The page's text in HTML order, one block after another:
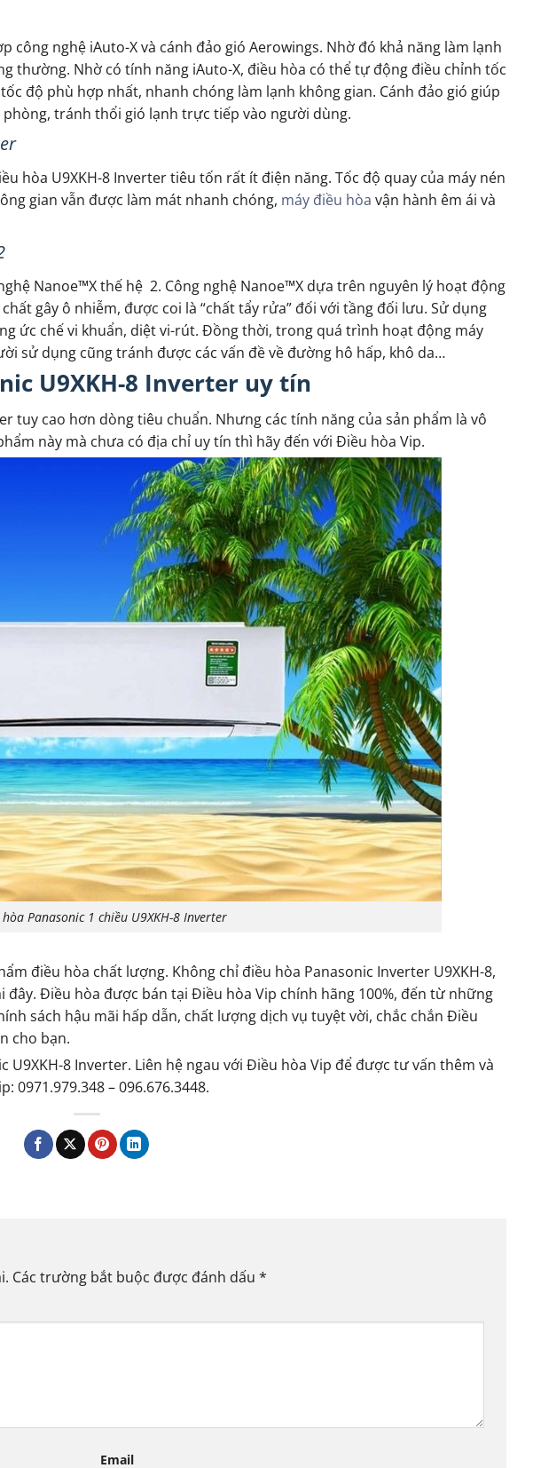
công nghệ iAuto-X và cánh đảo gió Aerowings. Nhờ đó khả năng làm lạnh
thường. Nhờ có tính năng iAuto-X, điều hòa có thể tự động điều chỉnh tốc
độ phù hợp nhất, nhanh chóng làm lạnh không gian. Cánh đảo gió giúp
tránh thổi gió lạnh trực tiếp vào người dùng.
hòa U9XKH-8 Inverter tiêu tốn rất ít điện năng. Tốc độ quay của máy nén
gian vẫn được làm mát nhanh chóng, máy điều hòa vận hành êm ái và
Nanoe™X thế hệ 2. Công nghệ Nanoe™X dựa trên nguyên lý hoạt động
gây ô nhiễm, được coi là “chất tẩy rửa” đối với tầng đối lưu. Sử dụng
ức chế vi khuẩn, diệt vi-rút. Đồng thời, trong quá trình hoạt động máy
sử dụng cũng tránh được các vấn đề về đường hô hấp, khô da…
U9XKH-8 Inverter uy tín
tuy cao hơn dòng tiêu chuẩn. Nhưng các tính năng của sản phẩm là vô
này mà chưa có địa chỉ uy tín thì hãy đến với Điều hòa Vip.
Panasonic 1 chiều U9XKH-8 Inverter
điều hòa chất lượng. Không chỉ điều hòa Panasonic Inverter U9XKH-8,
Điều hòa được bán tại Điều hòa Vip chính hãng 100%, đến từ những
sách hậu mãi hấp dẫn, chất lượng dịch vụ tuyệt vời, chắc chắn Điều
cho bạn.
8 Inverter. Liên hệ ngau với Điều hòa Vip để được tư vấn thêm và
0971.979.348 – 096.676.3448.
Các trường bắt buộc được đánh dấu *
Email